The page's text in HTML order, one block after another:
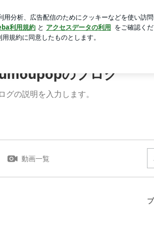
ロ
のブログ
グの説明を入力します。
動画一覧